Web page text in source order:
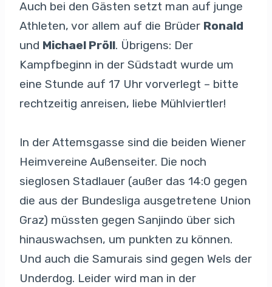
Auch bei den Gästen setzt man auf junge
Athleten, vor allem auf die Brüder Ronald
und Michael Pröll. Übrigens: Der
Kampfbeginn in der Südstadt wurde um
eine Stunde auf 17 Uhr vorverlegt – bitte
rechtzeitig anreisen, liebe Mühlviertler!
In der Attemsgasse sind die beiden Wiener
Heimvereine Außenseiter. Die noch
sieglosen Stadlauer (außer das 14:0 gegen
die aus der Bundesliga ausgetretene Union
Graz) müssten gegen Sanjindo über sich
hinauswachsen, um punkten zu können.
Und auch die Samurais sind gegen Wels der
Underdog. Leider wird man in der